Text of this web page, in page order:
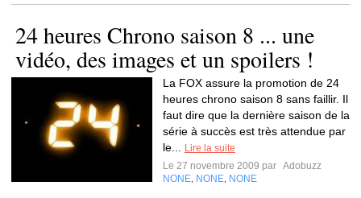
24 heures Chrono saison 8 ... une
vidéo, des images et un spoilers !
La FOX assure la promotion de 24
heures chrono saison 8 sans faillir. Il
faut dire que la dernière saison de la
série à succès est très attendue par
le...
Lire la suite
Le 27 novembre 2009 par Adobuzz
NONE NONE NONE